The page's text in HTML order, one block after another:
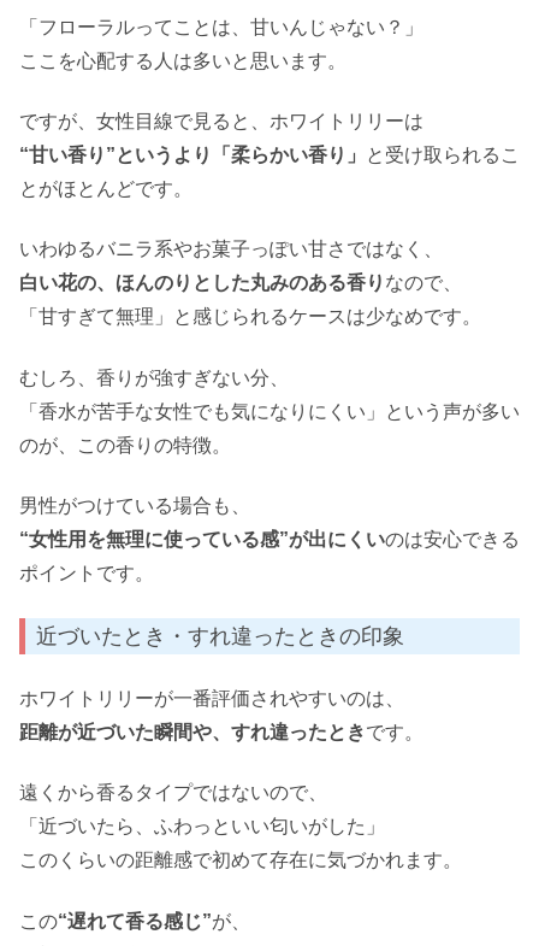
「フローラルってことは、甘いんじゃない？」
ここを心配する人は多いと思います。
ですが、女性目線で見ると、ホワイトリリーは
“甘い香り”というより「柔らかい香り」
と受け取られるこ
とがほとんどです。
いわゆるバニラ系やお菓子っぽい甘さではなく、
白い花の、ほんのりとした丸みのある香り なので、
「甘すぎて無理」と感じられるケースは少なめです。
むしろ、香りが強すぎない分、
「香水が苦手な女性でも気になりにくい」という声が多い
のが、この香りの特徴。
男性がつけている場合も、
“女性用を無理に使っている感”が出にくいのは安心できる
ポイントです。
近づいたとき・すれ違ったときの印象
ホワイトリリーが一番評価されやすいのは、
距離が近づいた瞬間や、すれ違ったときです。
遠くから香るタイプではないので、
「近づいたら、ふわっといい匂いがした」
このくらいの距離感で初めて存在に気づかれます。
この“遅れて香る感じ”が、